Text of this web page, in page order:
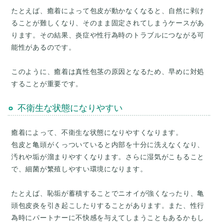
たとえば、癒着によって包皮が動かなくなると、自然に剥け
ることが難しくなり、そのまま固定されてしまうケースがあ
ります。その結果、炎症や性行為時のトラブルにつながる可
能性があるのです。
このように、癒着は真性包茎の原因となるため、早めに対処
不衛生な状態になりやすい
癒着によって、不衛生な状態になりやすくなります。
包皮と亀頭がくっついていると内部を十分に洗えなくなり、
汚れや垢が溜まりやすくなります。さらに湿気がこもること
で、細菌が繁殖しやすい環境になります。
たとえば、恥垢が蓄積することでニオイが強くなったり、亀
頭包皮炎を引き起こしたりすることがあります。また、性行
為時にパートナーに不快感を与えてしまうこともあるかもし